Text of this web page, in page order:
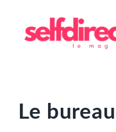
contenu
Le